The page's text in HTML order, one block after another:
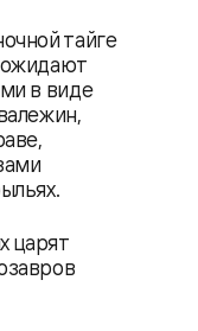
тайге
ожидают
в виде
царят